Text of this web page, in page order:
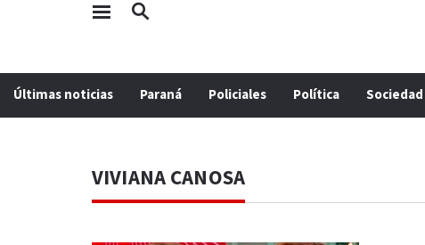
Últimas noticias Paraná Policiales Política Sociedad
VIVIANA CANOSA